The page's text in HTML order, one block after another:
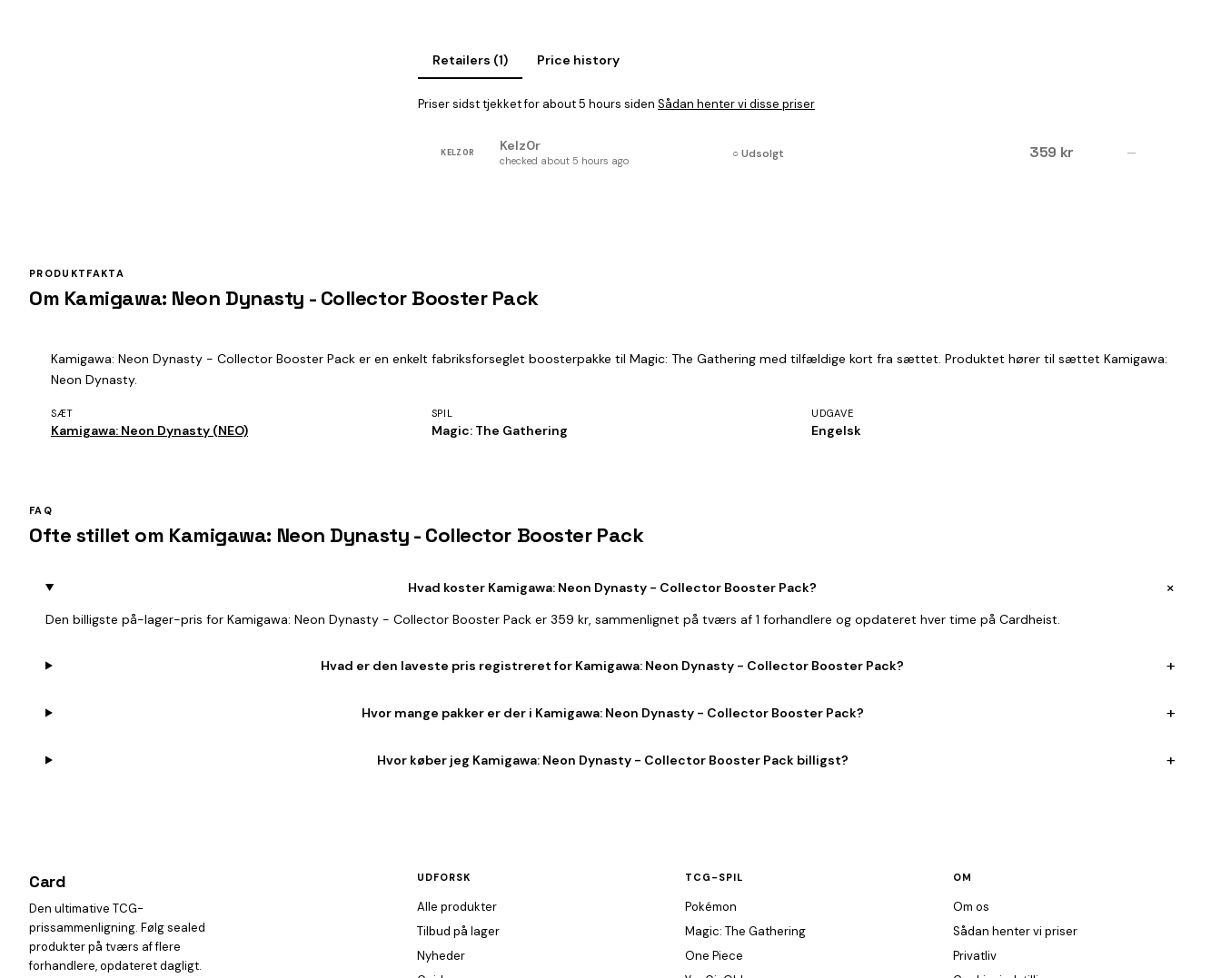
Retailers (1) Price history
Priser sidst tjekket for about 5 hours siden Sådan henter vi disse priser
KELZ0R Kelz0r
checked about 5 hours ago ○ Udsolgt 359 kr —
PRODUKTFAKTA
Om Kamigawa: Neon Dynasty - Collector Booster Pack
Kamigawa: Neon Dynasty - Collector Booster Pack er en enkelt fabriksforseglet boosterpakke til Magic: The Gathering med tilfældige kort fra sættet. Produktet hører til sættet Kamigawa:
Neon Dynasty.
SÆT
Kamigawa: Neon Dynasty (NEO)
SPIL
Magic: The Gathering
UDGAVE
Engelsk
FAQ
Ofte stillet om Kamigawa: Neon Dynasty - Collector Booster Pack
Hvad koster Kamigawa: Neon Dynasty - Collector Booster Pack? +
Den billigste på-lager-pris for Kamigawa: Neon Dynasty - Collector Booster Pack er 359 kr, sammenlignet på tværs af 1 forhandlere og opdateret hver time på Cardheist.
Hvad er den laveste pris registreret for Kamigawa: Neon Dynasty - Collector Booster Pack? +
Hvor mange pakker er der i Kamigawa: Neon Dynasty - Collector Booster Pack? +
Hvor køber jeg Kamigawa: Neon Dynasty - Collector Booster Pack billigst? +
Card
Den ultimative TCG-
prissammenligning. Følg sealed
produkter på tværs af flere
forhandlere, opdateret dagligt.
UDFORSK
Alle produkter
Tilbud på lager
Nyheder
TCG-SPIL
Pokémon
Magic: The Gathering
One Piece
OM
Om os
Sådan henter vi priser
Privatliv